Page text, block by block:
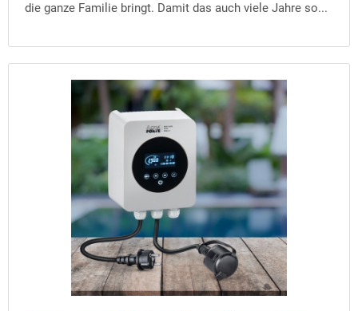
die ganze Familie bringt. Damit das auch viele Jahre so...